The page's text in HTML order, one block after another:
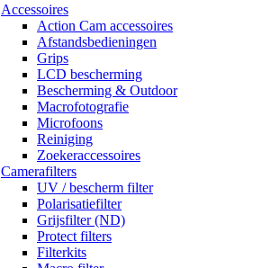
Accessoires
Action Cam accessoires
Afstandsbedieningen
Grips
LCD bescherming
Bescherming & Outdoor
Macrofotografie
Microfoons
Reiniging
Zoekeraccessoires
Camerafilters
UV / bescherm filter
Polarisatiefilter
Grijsfilter (ND)
Protect filters
Filterkits